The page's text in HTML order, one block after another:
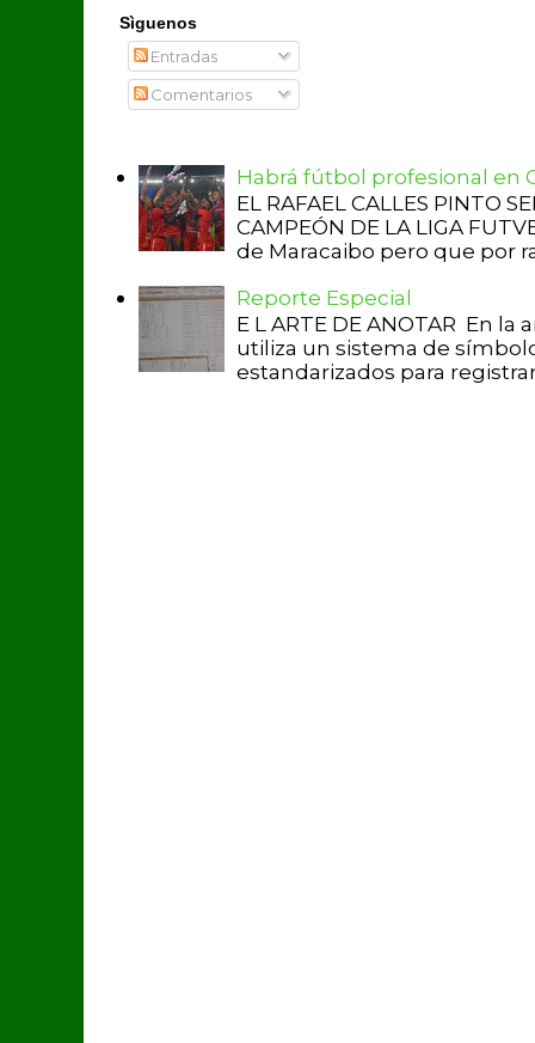
Sìguenos
Entradas
Comentarios
Habrá fútbol profesional en
EL RAFAEL CALLES PINTO
CAMPEÓN DE LA LIGA
de Maracaibo pero que por
Reporte Especial
E L ARTE DE ANOTAR En
utiliza un sistema de
estandarizados para